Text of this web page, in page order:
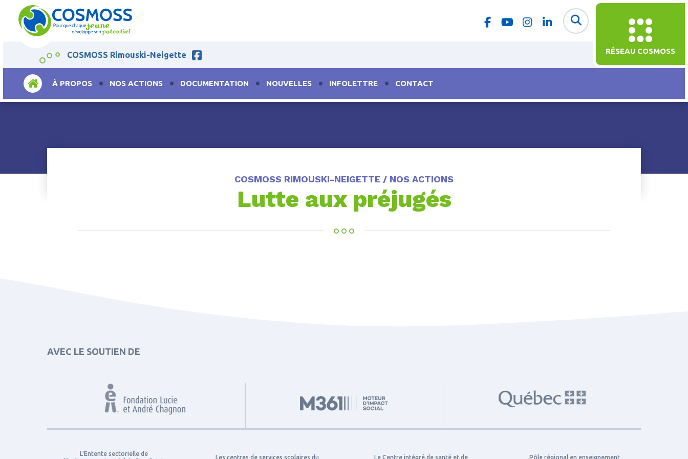
RÉSEAU COSMOSS
COSMOSS Rimouski-Neigette
ACCUEILÀ PROPOS NOS ACTIONS DOCUMENTATION NOUVELLES INFOLETTRE CONTACT
COSMOSS RIMOUSKI-NEIGETTE / NOS ACTIONS
Lutte aux préjugés
AVEC LE SOUTIEN DE
L'Entente sectorielle de
Les centres de services scolaires du Le Centre intégré de santé et de Pôle régional en enseignement